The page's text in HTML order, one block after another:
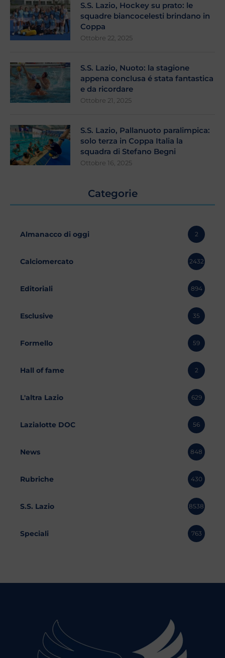
S.S. Lazio, Hockey su prato: le
squadre biancocelesti brindano in
Coppa
Ottobre 22, 2025
S.S. Lazio, Nuoto: la stagione
appena conclusa é stata fantastica
e da ricordare
Ottobre 21, 2025
S.S. Lazio, Pallanuoto paralimpica:
solo terza in Coppa Italia la
squadra di Stefano Begni
Ottobre 16, 2025
Categorie
Almanacco di oggi 2
Calciomercato 2432
Editoriali 894
Esclusive 35
Formello 59
Hall of fame 2
L'altra Lazio 629
Lazialotte DOC 56
News 848
Rubriche 430
S.S. Lazio 8538
Speciali 763